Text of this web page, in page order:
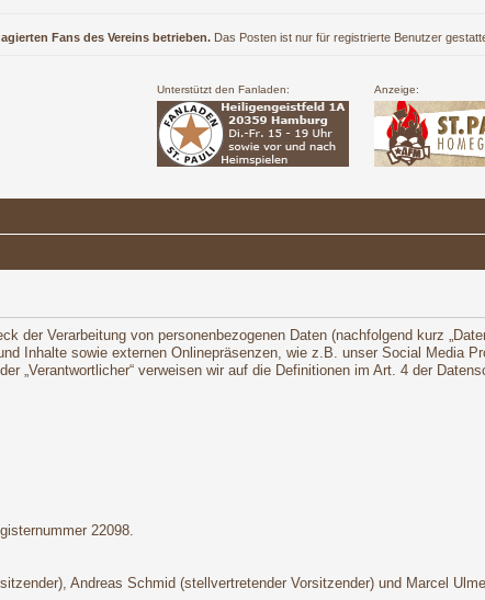
Fans des Vereins betrieben. Das Posten ist nur für registrierte Benutzer
Unterstützt den Fanladen: Anzeige:
der Verarbeitung von personenbezogenen Daten (nachfolgend kurz
Inhalte sowie externen Onlinepräsenzen, wie z.B. unser Social Media
„Verantwortlicher“ verweisen wir auf die Definitionen im Art. 4 der
22098.
Andreas Schmid (stellvertretender Vorsitzender) und Marcel